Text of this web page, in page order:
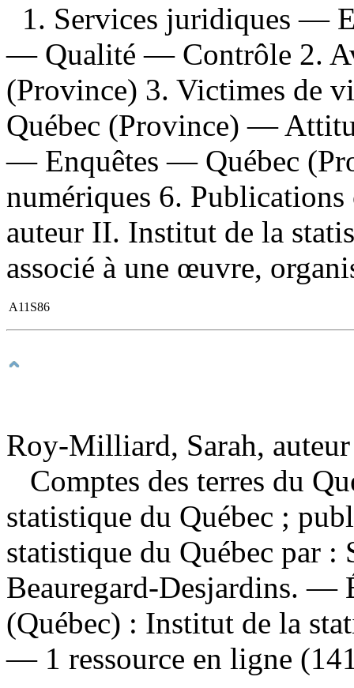
1. Services juridiques —
— Qualité — Contrôle 2.
(Province) 3. Victimes de
Québec (Province) —
— Enquêtes — Québec
numériques 6.
auteur II. Institut de la
associé à une œuvre,
A11S86
Roy-Milliard, Sarah, auteur
Comptes des terres du
statistique du Québec ;
statistique du Québec par
Beauregard-Desjardins.
(Québec) : Institut de la
— 1 ressource en ligne